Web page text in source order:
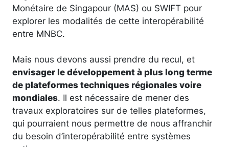
Monétaire de Singapour (MAS) ou SWIFT pour
explorer les modalités de cette interopérabilité
entre MNBC.
Mais nous devons aussi prendre du recul, et
envisager le développement à plus long terme
de plateformes techniques régionales voire
mondiales. Il est nécessaire de mener des
travaux exploratoires sur de telles plateformes,
qui pourraient nous permettre de nous affranchir
du besoin d’interopérabilité entre systèmes